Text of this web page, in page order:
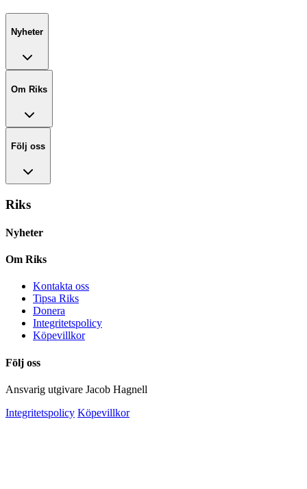
Nyheter
Om Riks
Följ oss
Riks
Nyheter
Om Riks
Kontakta oss
Tipsa Riks
Donera
Integritetspolicy
Köpevillkor
Följ oss
Ansvarig utgivare Jacob Hagnell
Integritetspolicy Köpevillkor